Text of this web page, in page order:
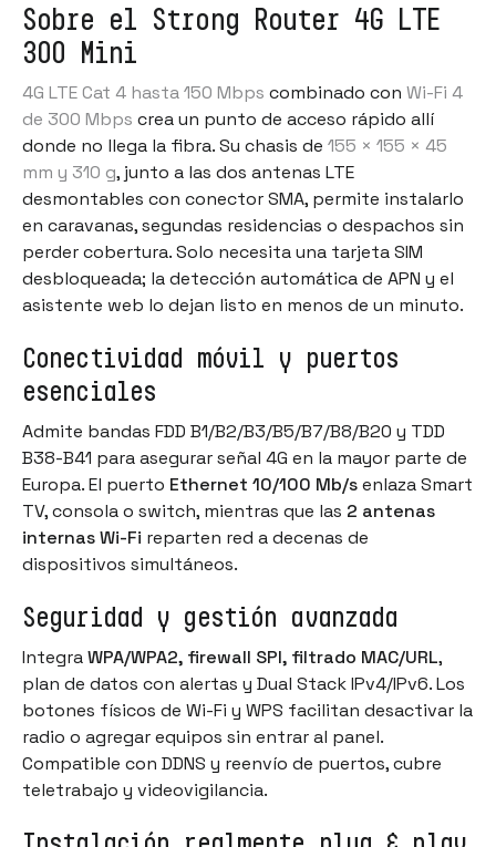
Sobre el Strong Router 4G LTE
300 Mini
4G LTE Cat 4 hasta 150 Mbps combinado con Wi-Fi 4
de 300 Mbps crea un punto de acceso rápido allí
donde no llega la fibra. Su chasis de 155 × 155 × 45
mm y 310 g, junto a las dos antenas LTE
desmontables con conector SMA, permite instalarlo
en caravanas, segundas residencias o despachos sin
perder cobertura. Solo necesita una tarjeta SIM
desbloqueada; la detección automática de APN y el
asistente web lo dejan listo en menos de un minuto.
Conectividad móvil y puertos
esenciales
Admite bandas FDD B1/B2/B3/B5/B7/B8/B20 y TDD
B38-B41 para asegurar señal 4G en la mayor parte de
Europa. El puerto Ethernet 10/100 Mb/senlaza Smart
TV, consola o switch, mientras que las 2 antenas
internas Wi-Fi reparten red a decenas de
dispositivos simultáneos.
Seguridad y gestión avanzada
IntegraWPA/WPA2, firewall SPI, filtrado MAC/URL,
plan de datos con alertas y Dual Stack IPv4/IPv6. Los
botones físicos de Wi-Fi y WPS facilitan desactivar la
radio o agregar equipos sin entrar al panel.
Compatible con DDNS y reenvío de puertos, cubre
teletrabajo y videovigilancia.